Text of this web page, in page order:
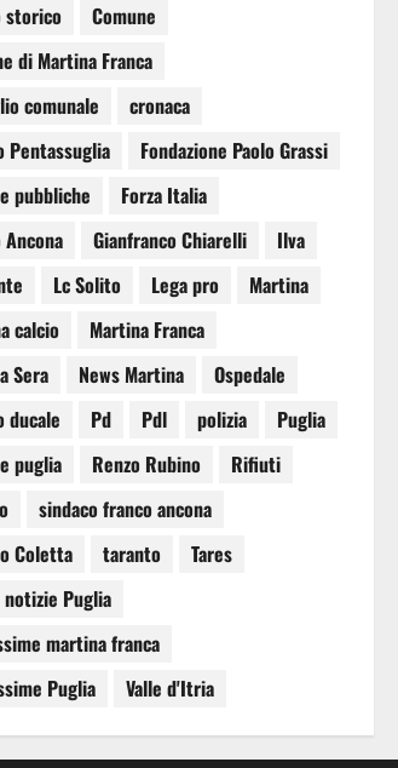
storico
Comune
di Martina Franca
comunale
cronaca
Pentassuglia
Fondazione Paolo Grassi
pubbliche
Forza Italia
Ancona
Gianfranco Chiarelli
Ilva
Lc Solito Lega pro
Martina
calcio
Martina Franca
Sera
News Martina
Ospedale
ducale
Pd Pdl polizia
Puglia
puglia
Renzo Rubino
Rifiuti
sindaco franco ancona
Coletta
taranto
Tares
Puglia
martina franca
Puglia
Valle d'Itria